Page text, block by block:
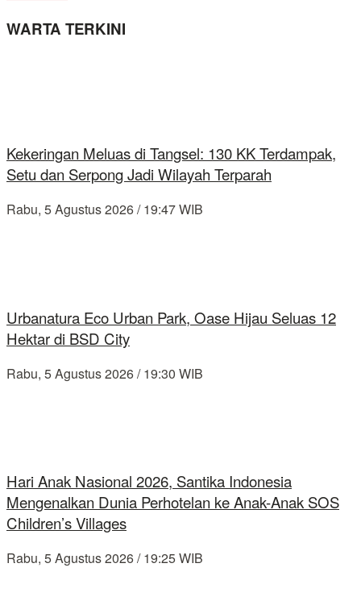
WARTA TERKINI
Kekeringan Meluas di Tangsel: 130 KK Terdampak,
Setu dan Serpong Jadi Wilayah Terparah
Rabu, 5 Agustus 2026 / 19:47 WIB
Urbanatura Eco Urban Park, Oase Hijau Seluas 12
Hektar di BSD City
Rabu, 5 Agustus 2026 / 19:30 WIB
Hari Anak Nasional 2026, Santika Indonesia
Mengenalkan Dunia Perhotelan ke Anak-Anak SOS
Children’s Villages
Rabu, 5 Agustus 2026 / 19:25 WIB